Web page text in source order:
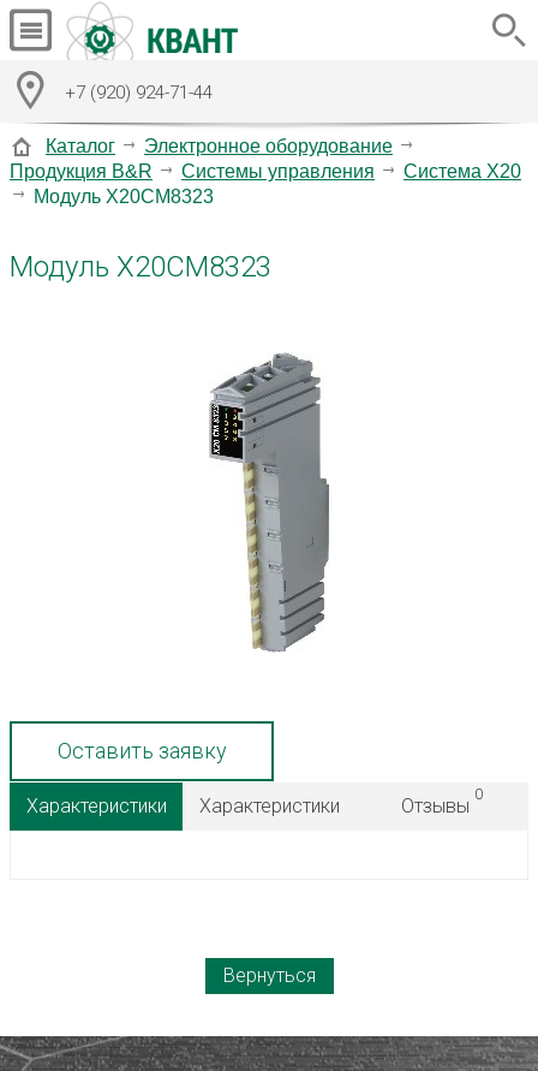
+7 (920) 924-71-44
Каталог
Электронное оборудование
Продукция B&R
Системы управления
Система X20
Модуль X20CM8323
Модуль X20CM8323
Оставить заявку
Характеристики Характеристики Отзывы
0
Вернуться